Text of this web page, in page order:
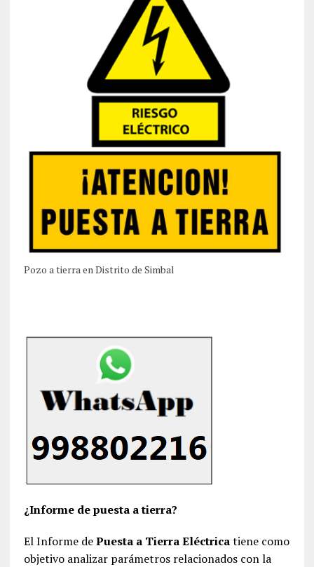
Pozo a tierra en Distrito de Simbal
¿Informe de puesta a tierra?
El Informe dePuesta a Tierra Eléctricatiene como
objetivo analizar parámetros relacionados con la